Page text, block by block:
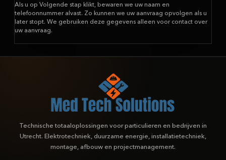
Als u op Volgende stap klikt, bewaren we uw naam en
telefoonnummer alvast. Zo kunnen we uw aanvraag opvolgen als u
later stopt. We gebruiken deze gegevens alleen voor contact over
uw aanvraag.
Technische totaaloplossingen voor particulieren en bedrijven in
Utrecht. Elektrotechniek, duurzame energie, installatietechniek,
montage, afbouw en projectmanagement.